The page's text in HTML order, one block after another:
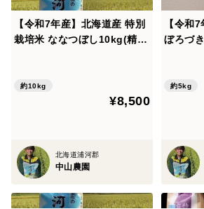
【令和7年産】北海道産 特別
栽培米 ななつぼし10kg(精
約10kg
¥8,500
北海道浦河郡
中山農園
【令和
ぼろづ
約5kg